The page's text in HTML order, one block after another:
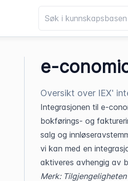
e-
Oversikt over IEX'
Integrasjonen til e-
bokførings- og
salg og
vi kan med en
aktiveres avhengig av
Merk: